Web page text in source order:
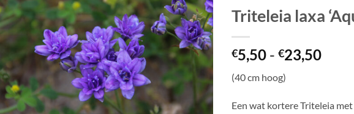
Toevoegen
aan
verlanglijst
Triteleia laxa
€5,50 - €23,50
(40 cm hoog)
Een wat kortere Triteleia